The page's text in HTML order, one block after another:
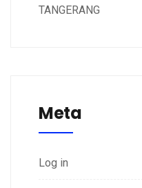
TANGERANG
Meta
Log in